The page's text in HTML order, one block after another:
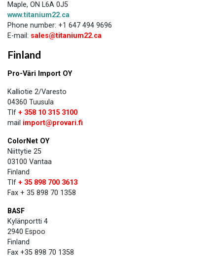
Maple, ON L6A 0J5
www.titanium22.ca
Phone number: +1 647 494 9696
E-mail: sales@titanium22.ca
Finland
Pro-Väri Import OY
Kalliotie 2/Varesto
04360 Tuusula
Tlf + 358 10 315 3100
mail import@provari.fi
ColorNet OY
Niittytie 25
03100 Vantaa
Finland
Tlf + 35 898 700 3613
Fax + 35 898 70 1358
BASF
Kylänportti 4
2940 Espoo
Finland
Fax +35 898 70 1358